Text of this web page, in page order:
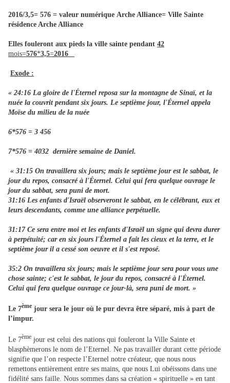
2016/3,5= 576 = valeur numérique Arche Alliance= Ville Sainte
résidence Arche Alliance
Elles fouleront aux pieds la ville sainte pendant 42
mois=576*3,5=2016
Exode :
« 24:16 La gloire de l'Éternel reposa sur la montagne de Sinaï, et la
nuée la couvrit pendant six jours. Le septième jour, l'Éternel appela
Moïse du milieu de la nuée
6*576 = 3 456
7*576 = 4032 dernière semaine de Daniel.
« 31:15 On travaillera six jours; mais le septième jour est le sabbat, le
jour du repos, consacré à l'Éternel. Celui qui fera quelque ouvrage le
jour du sabbat, sera puni de mort.
31:16 Les enfants d'Israël observeront le sabbat, en le célébrant, eux et
leurs descendants, comme une alliance perpétuelle.
31:17 Ce sera entre moi et les enfants d'Israël un signe qui devra durer
à perpétuité; car en six jours l'Éternel a fait les cieux et la terre, et le
septième jour il a cessé son oeuvre et il s'est reposé.
35:2 On travaillera six jours; mais le septième jour sera pour vous une
chose sainte; c'est le sabbat, le jour du repos, consacré à l'Éternel.
Celui qui fera quelque ouvrage ce jour-là, sera puni de mort. »
Le 7ème jour sera le jour où le pur devra être séparé, mis à part de
l’impur.
Le 7ème jour est celui des nations qui fouleront la Ville Sainte et
blasphèmerons le nom de l’Eternel. Ne pas travailler durant cette période
signifie que l’on respecte l’Eternel notre créateur, que nous nous
remettons entièrement entre ses mains, que nous Lui obéissons dans une
fidélité sans faille. Nous sommes dans sa création « spirituelle » en tant